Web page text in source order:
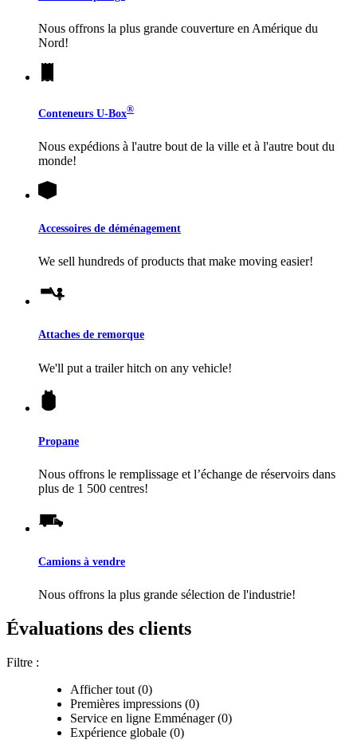
Nous offrons la plus grande couverture en Amérique du
Nord!
Conteneurs U-Box®
Nous expédions à l'autre bout de la ville et à l'autre bout du
monde!
Accessoires de déménagement
We sell hundreds of products that make moving easier!
Attaches de remorque
We'll put a trailer hitch on any vehicle!
Propane
Nous offrons le remplissage et l’échange de réservoirs dans
plus de 1 500 centres!
Camions à vendre
Nous offrons la plus grande sélection de l'industrie!
Évaluations des clients
Filtre :
Afficher tout (0)
Premières impressions (0)
Service en ligne Emménager (0)
Expérience globale (0)